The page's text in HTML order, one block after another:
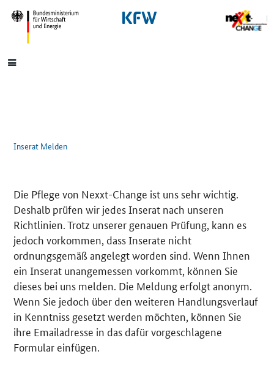
SrOnlyNavigation
Hauptmenü
Inserat Melden
Die Pflege von Nexxt-Change ist uns sehr wichtig.
Deshalb prüfen wir jedes Inserat nach unseren
Richtlinien. Trotz unserer genauen Prüfung, kann es
jedoch vorkommen, dass Inserate nicht
ordnungsgemäß angelegt worden sind. Wenn Ihnen
ein Inserat unangemessen vorkommt, können Sie
dieses bei uns melden. Die Meldung erfolgt anonym.
Wenn Sie jedoch über den weiteren Handlungsverlauf
in Kenntniss gesetzt werden möchten, können Sie
ihre Emailadresse in das dafür vorgeschlagene
Formular einfügen.